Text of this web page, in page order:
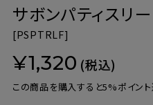
サボンパティスリ
[PSPTRLF]
¥1,320 (税込)
この商品を購入すると5%ポイント